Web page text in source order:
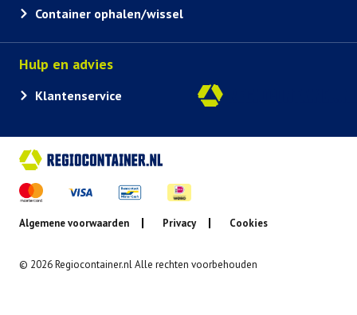
Container ophalen/wissel
Hulp en advies
Klantenservice
Algemene voorwaarden Privacy Cookies
© 2026 Regiocontainer.nl Alle rechten voorbehouden